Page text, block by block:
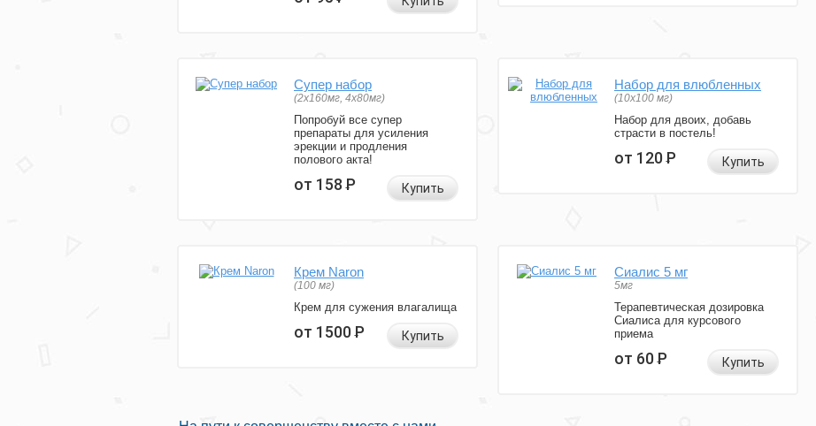
Супер набор
(2х160мг, 4х80мг)
Попробуй все супер
препараты для усиления
эрекции и продления
полового акта!
от 158Р Купить
Набор для влюбленных
(10х100 мг)
Набор для двоих, добавь
страсти в постель!
от 120Р Купить
Крем Naron
(100 мг)
Крем для сужения влагалища
от 1500Р Купить
Сиалис 5 мг
5мг
Терапевтическая дозировка
Сиалиса для курсового
приема
от 60Р Купить